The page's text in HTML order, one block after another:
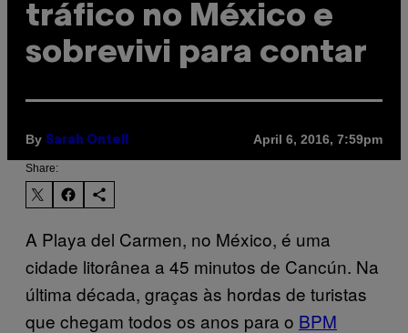
tráfico no México e
sobrevivi para contar
By Sarah Ontell April 6, 2016, 7:59pm
Share:
A Playa del Carmen, no México, é uma
cidade litorânea a 45 minutos de Cancún. Na
última década, graças às hordas de turistas
que chegam todos os anos para o BPM